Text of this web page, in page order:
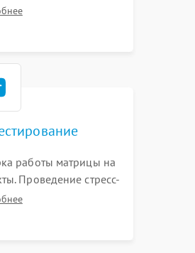
процессора и
работы матрицы на
Проведение стресс-
охлаждения.